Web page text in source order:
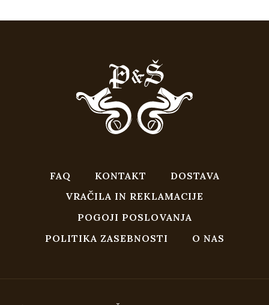
FAQ KONTAKT
DOSTAVA
VRAČILA IN REKLAMACIJE
POGOJI POSLOVANJA
POLITIKA ZASEBNOSTI
O NAS